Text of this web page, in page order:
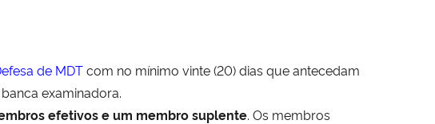
de MDTcom no mínimo vinte (20) dias que antecedam
examinadora.
efetivos e um membro suplente. Os membros